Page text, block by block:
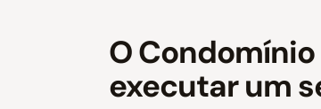
O
executar um